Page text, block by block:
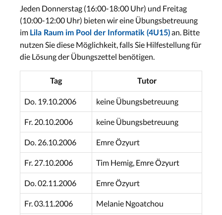
Jeden Donnerstag (16:00-18:00 Uhr) und Freitag
(10:00-12:00 Uhr) bieten wir eine Übungsbetreuung
im Lila Raum im Pool der Informatik (4U15)an. Bitte
nutzen Sie diese Möglichkeit, falls Sie Hilfestellung für
die Lösung der Übungszettel benötigen.
Tag Tutor
Do. 19.10.2006 keine Übungsbetreuung
Fr. 20.10.2006 keine Übungsbetreuung
Do. 26.10.2006 Emre Özyurt
Fr. 27.10.2006 Tim Hemig, Emre Özyurt
Do. 02.11.2006 Emre Özyurt
Fr. 03.11.2006 Melanie Ngoatchou